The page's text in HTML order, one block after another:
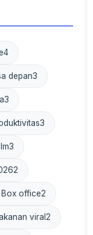
4
depan3
3
3
3
2
Box office2
viral 2